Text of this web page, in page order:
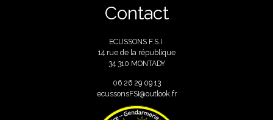
Contact
ECUSSONS F.S.I.
14 rue de la république
34 310 MONTADY
06 26 29 09 13
ecussonsFSI@outlook.fr